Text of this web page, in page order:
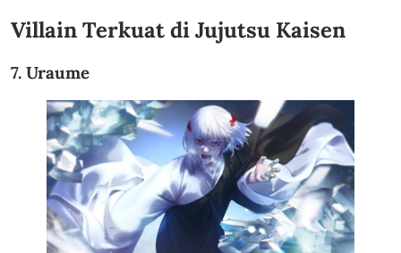
Villain Terkuat di Jujutsu Kaisen
7. Uraume